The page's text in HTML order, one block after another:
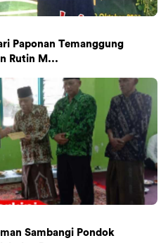
Paponan Temanggung
Rutin M...
Sambangi Pondok